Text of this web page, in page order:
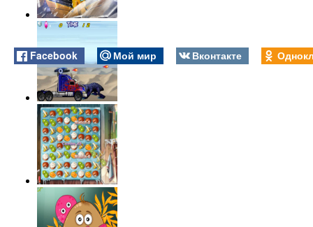
Facebook Мой мир Вконтакте